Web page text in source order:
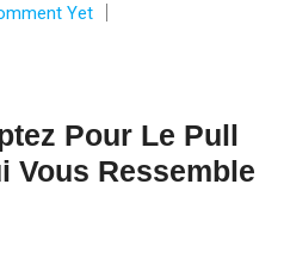
Yet
Pour Le Pull
Vous Ressemble